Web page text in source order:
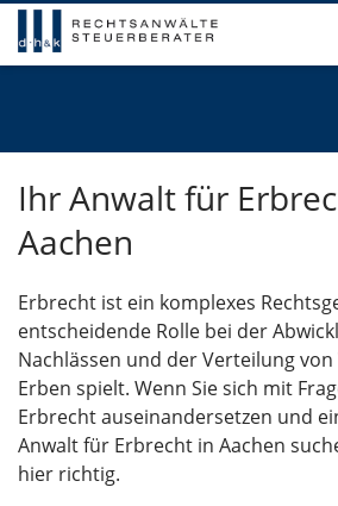
Ihr Anwalt für
Aachen
Erbrecht ist ein komplexes
entscheidende Rolle bei der
Nachlässen und der Verteilung
Erben spielt. Wenn Sie sich mit
Erbrecht auseinandersetzen und
Anwalt für Erbrecht in Aachen
hier richtig.